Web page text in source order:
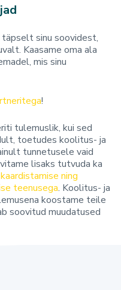
täpselt sinu soovidest,
Kaasame oma ala
mis sinu
!
tulemuslik, kui sed
toetudes koolitus- ja
tunnetusele vaid
lisaks tutvuda ka
ning
teenusega. Koolitus- ja
koostame teile
soovitud muudatused